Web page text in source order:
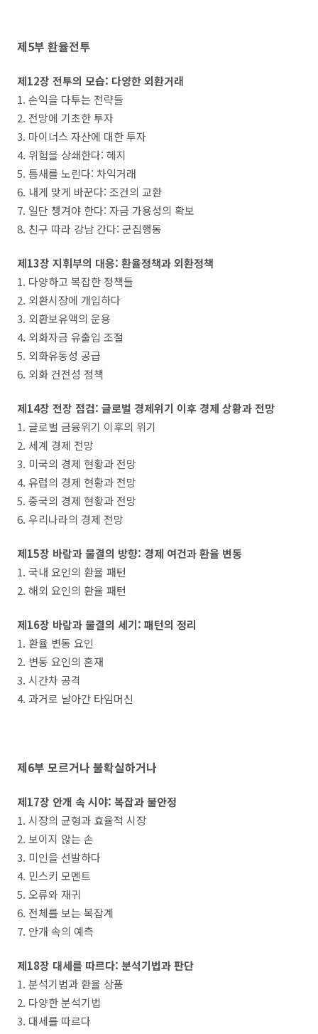
제5부 환율전투
제12장 전투의 모습: 다양한 외환거래
1. 손익을 다투는 전략들
2. 전망에 기초한 투자
3. 마이너스 자산에 대한 투자
4. 위험을 상쇄한다: 헤지
5. 틈새를 노린다: 차익거래
6. 내게 맞게 바꾼다: 조건의 교환
7. 일단 챙겨야 한다: 자금 가용성의 확보
8. 친구 따라 강남 간다: 군집행동
제13장 지휘부의 대응: 환율정책과 외환정책
1. 다양하고 복잡한 정책들
2. 외환시장에 개입하다
3. 외환보유액의 운용
4. 외화자금 유출입 조절
5. 외화유동성 공급
6. 외화 건전성 정책
제14장 전장 점검: 글로벌 경제위기 이후 경제 상황과 전망
1. 글로벌 금융위기 이후의 위기
2. 세계 경제 전망
3. 미국의 경제 현황과 전망
4. 유럽의 경제 현황과 전망
5. 중국의 경제 현황과 전망
6. 우리나라의 경제 전망
제15장 바람과 물결의 방향: 경제 여건과 환율 변동
1. 국내 요인의 환율 패턴
2. 해외 요인의 환율 패턴
제16장 바람과 물결의 세기: 패턴의 정리
1. 환율 변동 요인
2. 변동 요인의 혼재
3. 시간차 공격
4. 과거로 날아간 타임머신
제6부 모르거나 불확실하거나
제17장 안개 속 시야: 복잡과 불안정
1. 시장의 균형과 효율적 시장
2. 보이지 않는 손
3. 미인을 선발하다
4. 민스키 모멘트
5. 오류와 재귀
6. 전체를 보는 복잡계
7. 안개 속의 예측
제18장 대세를 따르다: 분석기법과 판단
1. 분석기법과 환율 상품
2. 다양한 분석기법
3. 대세를 따르다